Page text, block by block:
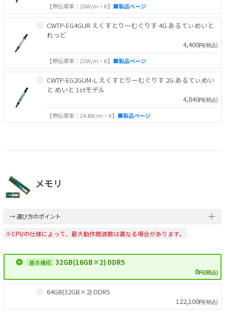
【熱伝導率：20W/m・K】 ■製品ページ
CWTP-EG4GUR えくすとりーむぐりす 4G あるてぃめいと
れっど
4,400円(税込)
【熱伝導率：22W/m・K】 ■製品ページ
CWTP-EG2GUM-L えくすとりーむぐりす 2G あるてぃめい
と めいと 1stモデル
4,840円(税込)
【熱伝導率：24.8W/m・K】 ■製品ページ
メモリ
→ 選び方のポイント
※CPUの仕様によって、最大動作周波数は異なる場合があります。
32GB(16GB×2) DDR5
0円(税込)
64GB(32GB×2) DDR5
122,100円(税込)